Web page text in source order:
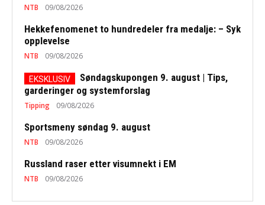
NTB 09/08/2026
Hekkefenomenet to hundredeler fra medalje: – Syk
opplevelse
NTB 09/08/2026
Søndagskupongen 9. august | Tips,
garderinger og systemforslag
Tipping 09/08/2026
Sportsmeny søndag 9. august
NTB 09/08/2026
Russland raser etter visumnekt i EM
NTB 09/08/2026